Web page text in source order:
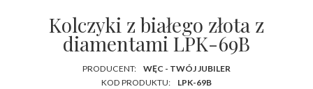
Kolczyki z białego złota z
diamentami LPK-69B
PRODUCENT:
WĘC - TWÓJ JUBILER
KOD PRODUKTU:
LPK-69B